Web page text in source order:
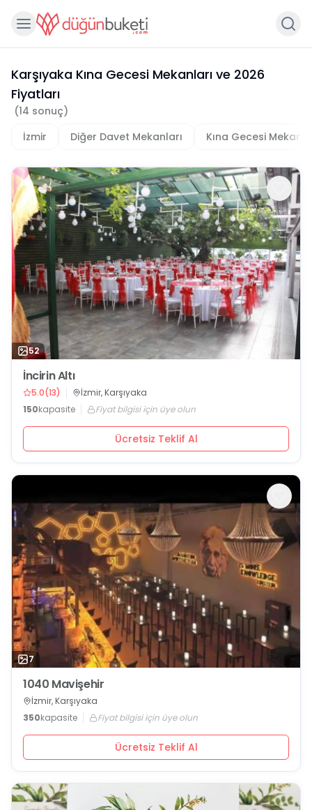
Karşıyaka Kına Gecesi Mekanları ve 2026
Fiyatları
(14 sonuç)
İzmir
Diğer Davet Mekanları Kına Gecesi
52
İncirin Altı
5.0(13)
İzmir, Karşıyaka
150kapasite Fiyat bilgisi için üye olun
Ücretsiz Teklif Al
7
1040 Mavişehir
İzmir, Karşıyaka
350kapasite Fiyat bilgisi için üye olun
Ücretsiz Teklif Al